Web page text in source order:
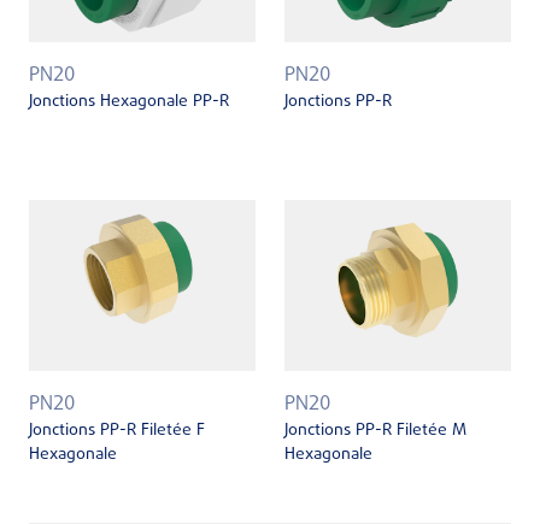
PN20
Jonctions Hexagonale PP-R
PN20
Jonctions PP-R
PN20
Jonctions PP-R Filetée F
Hexagonale
PN20
Jonctions PP-R Filetée M
Hexagonale